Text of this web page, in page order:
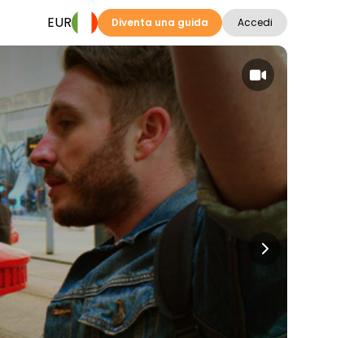
EUR Diventa una guida Accedi